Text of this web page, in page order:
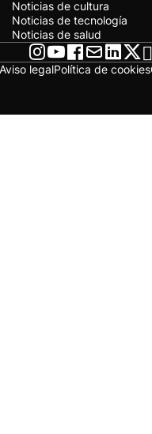
Noticias de cultura
Noticias de tecnología
Noticias de salud
Aviso legalPolítica de cookies